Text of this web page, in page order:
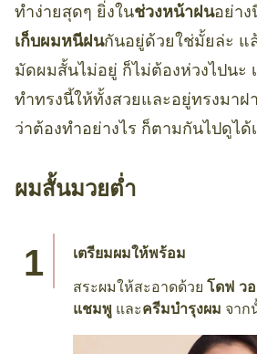
ทำง่ายสุดๆ ยิ่งในช่วงหน้าฝนอย่าง
เก็บผมหนีฝนกันอยู่ด้วยใช่มั้ยล่ะ แ
มัดผมสั้นไม่อยู่ ก็ไม่ต้องห่วงไปนะ
ทำทรงนี้ให้ทั้งสวยและอยู่ทรงมาฝ
ว่าต้องทำอย่างไร ก็ตามกันไปดูได้
ผมสั้นมวยต่ำ
เตรียมผมให้พร้อม
สระผมให้สะอาดด้วย โดฟ ว
แชมพู และครีมบำรุงผม จาก